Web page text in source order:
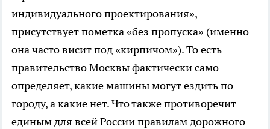
индивидуального проектирования»,
присутствует пометка «без пропуска» (именно
она часто висит под «кирпичом»). То есть
правительство Москвы фактически само
определяет, какие машины могут ездить по
городу, а какие нет. Что также противоречит
единым для всей России правилам дорожного